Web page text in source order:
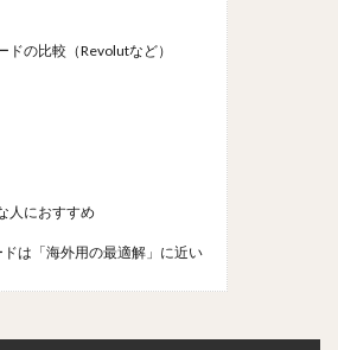
の比較（Revolutなど）
人におすすめ
は「海外用の最適解」に近い